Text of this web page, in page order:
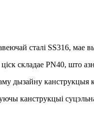
сталі SS316, мае
складае PN40, што
дызайну канструкцыя
канструкцыі